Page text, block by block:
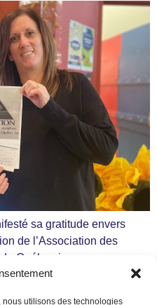
utilisons des technologies
sa gratitude envers
de l’Association des
Québec inc. pour son
manuscrite